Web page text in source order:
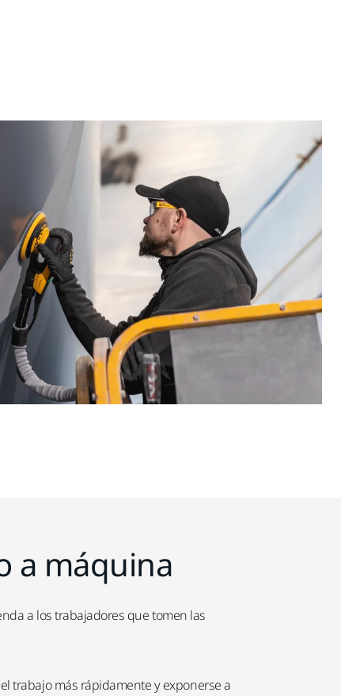
a máquina
a los trabajadores que tomen las
trabajo más rápidamente y exponerse a